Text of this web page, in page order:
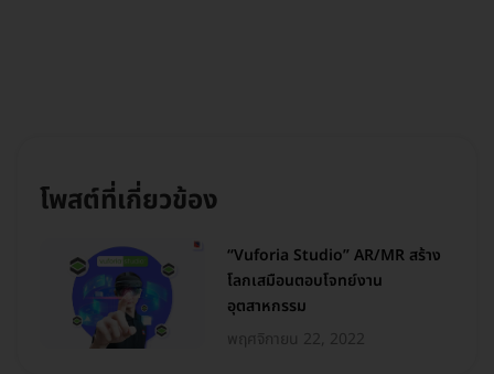
โพสต์ที่เกี่ยวข้อง
“Vuforia Studio” AR/MR สร้าง
โลกเสมือนตอบโจทย์งาน
อุตสาหกรรม
พฤศจิกายน 22, 2022